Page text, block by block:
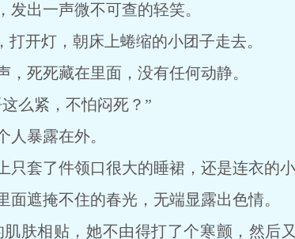
出一声微不可查的轻笑。
开灯，朝床上蜷缩的小团子走去。
死死藏在里面，没有任何动静。
么紧，不怕闷死？”
暴露在外。
套了件领口很大的睡裙，还是连衣的小
遮掩不住的春光，无端显露出色情。
相贴，她不由得打了个寒颤，然后